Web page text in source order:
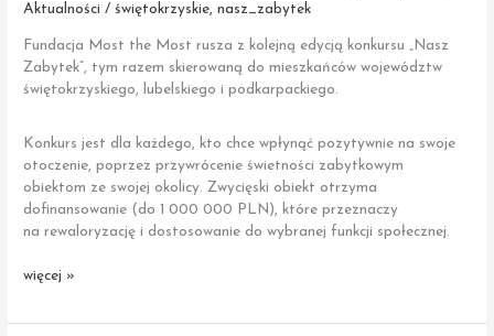
Aktualności / świętokrzyskie,nasz_zabytek
Fundacja Most the Most rusza z kolejną edycją konkursu „Nasz
Zabytek”, tym razem skierowaną do mieszkańców województw
świętokrzyskiego, lubelskiego i podkarpackiego.
Konkurs jest dla każdego, kto chce wpłynąć pozytywnie na swoje
otoczenie, poprzez przywrócenie świetności zabytkowym
obiektom ze swojej okolicy. Zwycięski obiekt otrzyma
dofinansowanie (do 1 000 000 PLN), które przeznaczy
na rewaloryzację i dostosowanie do wybranej funkcji społecznej.
Ruszamy
więcej »